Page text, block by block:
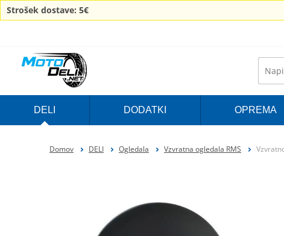
Strošek dostave: 5€
DELI DODATKI OPREMA
Domov DELI Ogledala Vzvratna ogledala RMS